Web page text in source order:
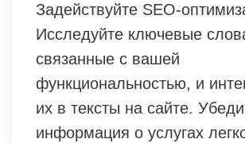
Задействуйте SEO-
Исследуйте ключевые
связанные с вашей
функциональностью, и
их в тексты на сайте.
информация о услугах